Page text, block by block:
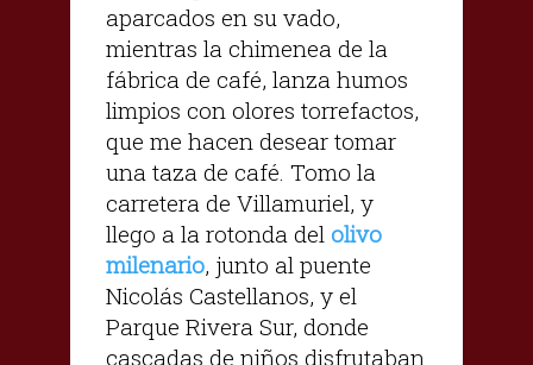
aparcados en su vado,
mientras la chimenea de la
fábrica de café, lanza humos
limpios con olores torrefactos,
que me hacen desear tomar
una taza de café. Tomo la
carretera de Villamuriel, y
llego a la rotonda del olivo
milenario, junto al puente
Nicolás Castellanos, y el
Parque Rivera Sur, donde
cascadas de niños disfrutaban